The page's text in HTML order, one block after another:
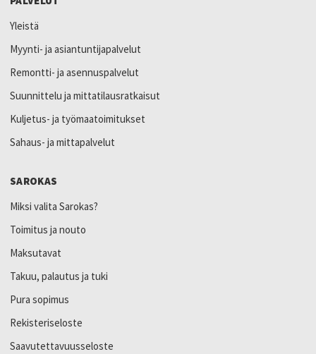
Yleistä
Myynti- ja asiantuntijapalvelut
Remontti- ja asennuspalvelut
Suunnittelu ja mittatilausratkaisut
Kuljetus- ja työmaatoimitukset
Sahaus- ja mittapalvelut
SAROKAS
Miksi valita Sarokas?
Toimitus ja nouto
Maksutavat
Takuu, palautus ja tuki
Pura sopimus
Rekisteriseloste
Saavutettavuusseloste